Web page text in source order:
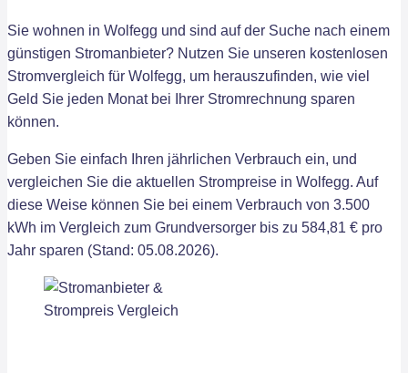
Sie wohnen in Wolfegg und sind auf der Suche nach einem
günstigen Stromanbieter? Nutzen Sie unseren kostenlosen
Stromvergleich für Wolfegg, um herauszufinden, wie viel
Geld Sie jeden Monat bei Ihrer Stromrechnung sparen
können.
Geben Sie einfach Ihren jährlichen Verbrauch ein, und
vergleichen Sie die aktuellen Strompreise in Wolfegg. Auf
diese Weise können Sie bei einem Verbrauch von 3.500
kWh im Vergleich zum Grundversorger bis zu 584,81 € pro
Jahr sparen (Stand: 05.08.2026).